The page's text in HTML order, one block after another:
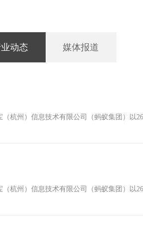
动态 媒体报道
杭州）信息技术有限公司（蚂蚁集团）以
杭州）信息技术有限公司（蚂蚁集团）以